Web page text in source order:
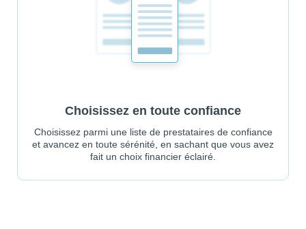
Choisissez en toute confiance
Choisissez parmi une liste de prestataires de confiance
et avancez en toute sérénité, en sachant que vous avez
fait un choix financier éclairé.